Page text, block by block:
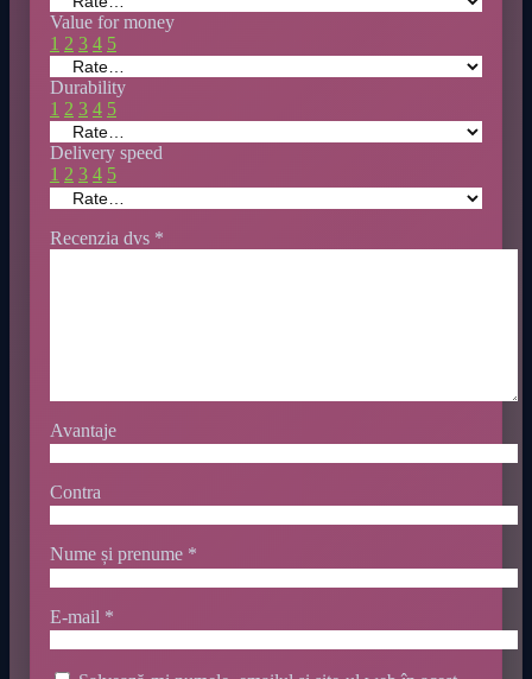
Value for money
1 2 3 4 5
Durability
1 2 3 4 5
Delivery speed
1 2 3 4 5
Recenzia dvs *
Avantaje
Contra
Nume și prenume *
E-mail *